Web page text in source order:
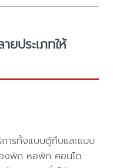
ยประเภทให้
การทั้งแบบตู้ทึบและแบบ
งพัก หอพัก คอนโด